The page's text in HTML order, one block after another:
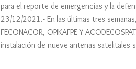
para el reporte de emergencias y la
23/12/2021.- En las últimas tres
FECONACOR, OPIKAFPE Y
instalación de nueve antenas satelitales